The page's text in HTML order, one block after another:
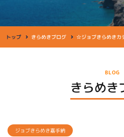
トップ きらめきブログ ☆ジョブきらめきカ
BLOG
きらめき
ジョブきらめき嘉手納